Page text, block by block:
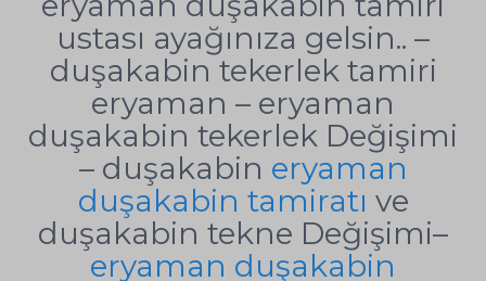
ustası ayağınıza gelsin.. –
duşakabin tekerlek tamiri
eryaman – eryaman
duşakabin tekerlek Değişimi
– duşakabin eryaman
duşakabin tamiratı ve
duşakabin tekne Değişimi–
eryaman duşakabin